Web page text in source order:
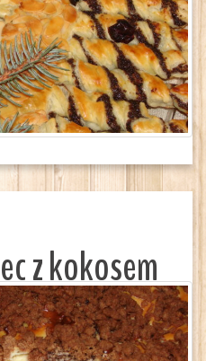
z kokosem